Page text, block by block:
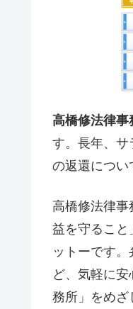
高橋修法律事
す。長年、サ
の返還につい
高橋修法律事
益を守ること
ットーです
ど、気軽に
務所」をめざ